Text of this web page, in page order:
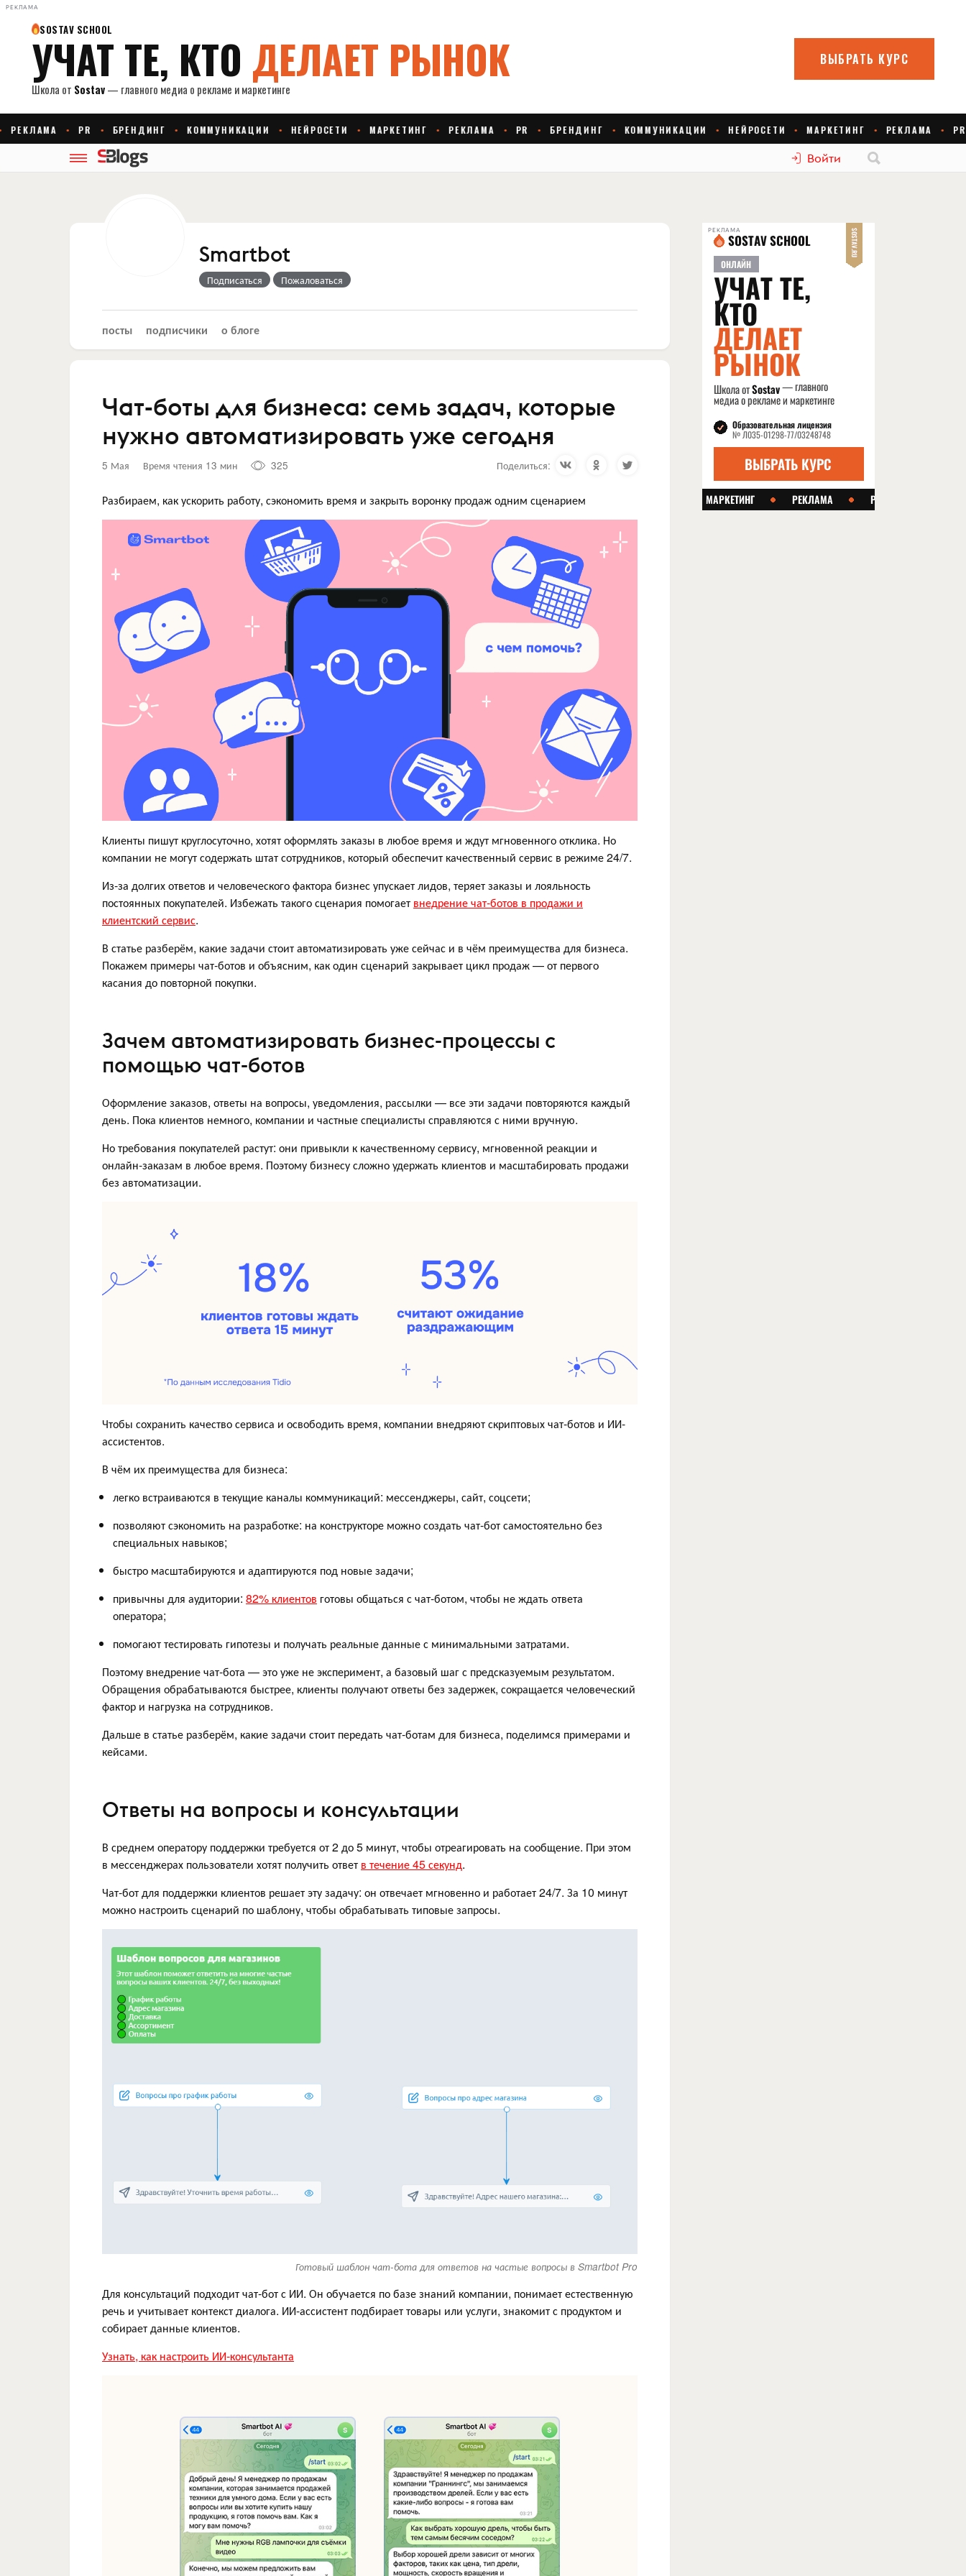
РЕКЛАМА
Войти
Smartbot
Подписаться Пожаловаться
посты подписчики о блоге
Чат-боты для бизнеса: семь задач, которые
нужно автоматизировать уже сегодня
5 Мая Время чтения 13 мин 325 Поделиться:
Разбираем, как ускорить работу, сэкономить время и закрыть воронку продаж одним сценарием
Клиенты пишут круглосуточно, хотят оформлять заказы в любое время и ждут мгновенного отклика. Но
компании не могут содержать штат сотрудников, который обеспечит качественный сервис в режиме 24/7.
Из-за долгих ответов и человеческого фактора бизнес упускает лидов, теряет заказы и лояльность
постоянных покупателей. Избежать такого сценария помогает внедрение чат-ботов в продажи и
клиентский сервис.
В статье разберём, какие задачи стоит автоматизировать уже сейчас и в чём преимущества для бизнеса.
Покажем примеры чат-ботов и объясним, как один сценарий закрывает цикл продаж — от первого
касания до повторной покупки.
Зачем автоматизировать бизнес-процессы с
помощью чат-ботов
Оформление заказов, ответы на вопросы, уведомления, рассылки — все эти задачи повторяются каждый
день. Пока клиентов немного, компании и частные специалисты справляются с ними вручную.
Но требования покупателей растут: они привыкли к качественному сервису, мгновенной реакции и
онлайн-заказам в любое время. Поэтому бизнесу сложно удержать клиентов и масштабировать продажи
без автоматизации.
Чтобы сохранить качество сервиса и освободить время, компании внедряют скриптовых чат-ботов и ИИ-
ассистентов.
В чём их преимущества для бизнеса:
легко встраиваются в текущие каналы коммуникаций: мессенджеры, сайт, соцсети;
позволяют сэкономить на разработке: на конструкторе можно создать чат-бот самостоятельно без
специальных навыков;
быстро масштабируются и адаптируются под новые задачи;
привычны для аудитории: 82% клиентов готовы общаться с чат-ботом, чтобы не ждать ответа
оператора;
помогают тестировать гипотезы и получать реальные данные с минимальными затратами.
Поэтому внедрение чат-бота — это уже не эксперимент, а базовый шаг с предсказуемым результатом.
Обращения обрабатываются быстрее, клиенты получают ответы без задержек, сокращается человеческий
фактор и нагрузка на сотрудников.
Дальше в статье разберём, какие задачи стоит передать чат-ботам для бизнеса, поделимся примерами и
кейсами.
Ответы на вопросы и консультации
В среднем оператору поддержки требуется от 2 до 5 минут, чтобы отреагировать на сообщение. При этом
в мессенджерах пользователи хотят получить ответ в течение 45 секунд.
Чат-бот для поддержки клиентов решает эту задачу: он отвечает мгновенно и работает 24/7. За 10 минут
можно настроить сценарий по шаблону, чтобы обрабатывать типовые запросы.
Готовый шаблон чат-бота для ответов на частые вопросы в Smartbot Pro
Для консультаций подходит чат-бот с ИИ. Он обучается по базе знаний компании, понимает естественную
речь и учитывает контекст диалога. ИИ-ассистент подбирает товары или услуги, знакомит с продуктом и
собирает данные клиентов.
Узнать, как настроить ИИ-консультанта
РЕКЛАМА